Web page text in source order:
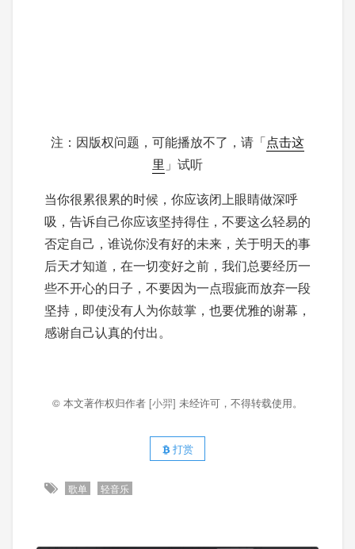
注：因版权问题，可能播放不了，请「点击这
里 」试听
当你很累很累的时候，你应该闭上眼睛做深呼
吸，告诉自己你应该坚持得住，不要这么轻易的
否定自己，谁说你没有好的未来，关于明天的事
后天才知道，在一切变好之前，我们总要经历一
些不开心的日子，不要因为一点瑕疵而放弃一段
坚持，即使没有人为你鼓掌，也要优雅的谢幕，
感谢自己认真的付出。
© 本文著作权归作者 [小羿] 未经许可，不得转载使用。
打赏
歌单 轻音乐